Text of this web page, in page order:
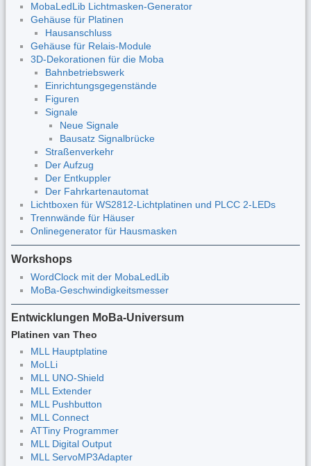
MobaLedLib Lichtmasken-Generator
Gehäuse für Platinen
Hausanschluss
Gehäuse für Relais-Module
3D-Dekorationen für die Moba
Bahnbetriebswerk
Einrichtungsgegenstände
Figuren
Signale
Neue Signale
Bausatz Signalbrücke
Straßenverkehr
Der Aufzug
Der Entkuppler
Der Fahrkartenautomat
Lichtboxen für WS2812-Lichtplatinen und PLCC 2-LEDs
Trennwände für Häuser
Onlinegenerator für Hausmasken
Workshops
WordClock mit der MobaLedLib
MoBa-Geschwindigkeitsmesser
Entwicklungen MoBa-Universum
Platinen van Theo
MLL Hauptplatine
MoLLi
MLL UNO-Shield
MLL Extender
MLL Pushbutton
MLL Connect
ATTiny Programmer
MLL Digital Output
MLL ServoMP3Adapter